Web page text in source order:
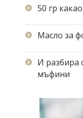
50 гр какао
Масло за
И разбира
мъфини